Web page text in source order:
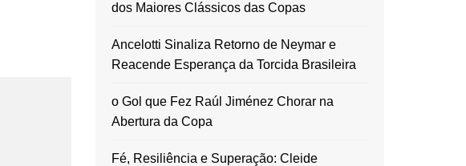
dos Maiores Clássicos das Copas
Ancelotti Sinaliza Retorno de Neymar e
Reacende Esperança da Torcida Brasileira
o Gol que Fez Raúl Jiménez Chorar na
Abertura da Copa
Fé, Resiliência e Superação: Cleide